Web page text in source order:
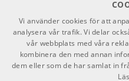
ARTIKELNUMMER
Sterling By Music
Jared Dines Black
Elgitarr
ARTIKELNUMMER 1074089
TikTok
Vi använder cookies för att
analysera vår trafik. Vi delar
vår webbplats med våra
kombinera den med annan
dem eller som de har samlat in